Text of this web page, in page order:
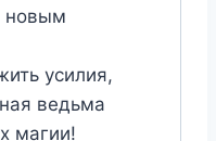
новым
усилия,
ведьма
магии!